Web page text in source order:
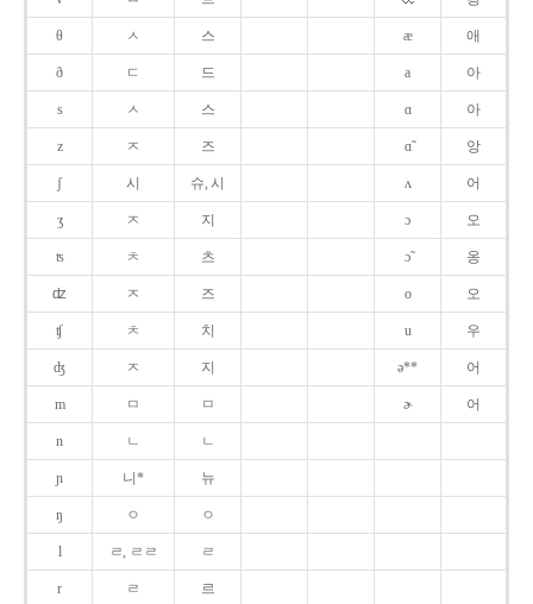
θ ㅅ 스 æ 애
ð ㄷ 드 a 아
s ㅅ 스 ɑ 아
z ㅈ 즈 ɑ̃ 앙
ʃ 시 슈, 시 ʌ 어
ʒ ㅈ 지 ɔ 오
ʦ ㅊ 츠 ɔ̃ 옹
ʣ ㅈ 즈 o 오
ʧ ㅊ 치 u 우
ʤ ㅈ 지 ə** 어
m ㅁ ㅁ ɚ 어
n ㄴ ㄴ
ɲ 니* 뉴
ŋ ㅇ ㅇ
l ㄹ, ㄹㄹ ㄹ
r ㄹ 르